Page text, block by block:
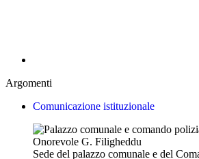
Argomenti
Comunicazione istituzionale
Sede del palazzo comunale e del